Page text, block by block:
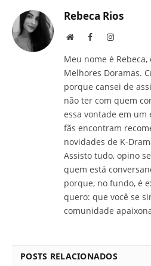
Rebeca Rios
Site FacebookInstagram
Meu nome é
Melhores Doramas.
porque cansei de
não ter com quem
essa vontade em um
fãs encontram
novidades de K-
Assisto tudo, opino
quem está
porque, no fundo, é
quero: que você se
comunidade
POSTS RELACIONADOS